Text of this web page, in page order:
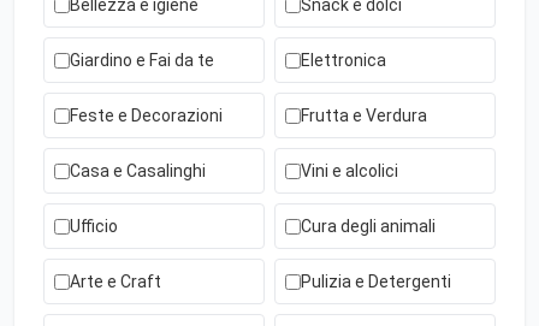
Bellezza e igiene Snack e dolci
Giardino e Fai da te Elettronica
Feste e Decorazioni Frutta e Verdura
Casa e Casalinghi Vini e alcolici
Ufficio Cura degli animali
Arte e Craft Pulizia e Detergenti